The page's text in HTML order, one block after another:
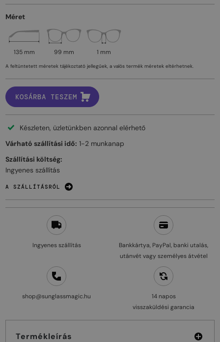
Ingyenes szállítás
Bankkártya, PayPal, banki utalás,
utánvét vagy személyes átvétel
shop@sunglassmagic.hu
14 napos
visszaküldési garancia
Termékleírás
Méret
135 mm 99 mm 1 mm
A feltüntetett méretek tájékoztató jellegűek, a valós termék méretek eltérhetnek.
KOSÁRBA TESZEM
Készleten, üzletünkben azonnal elérhető
Várható szállítási idő: 1-2 munkanap
Szállítási költség:
Ingyenes szállítás
A SZÁLLÍTÁSRÓL